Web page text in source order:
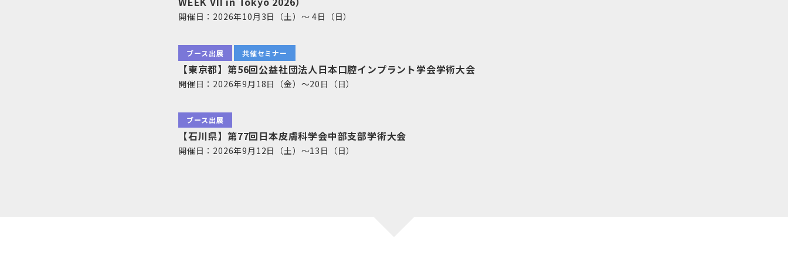
開催日：2026年10月3日（土）～ 4日（日）
【東京都】第56回公益社団法人日本口腔インプラント学会学術大会
開催日：2026年9月18日（金）～20日（日）
ブース出展 共催セミナー
【石川県】第77回日本皮膚科学会中部支部学術大会
開催日：2026年9月12日（土）～13日（日）
ブース出展